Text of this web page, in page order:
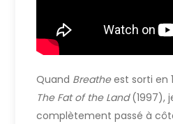
Quand Breatheest sorti en
The Fat of the Land(1997),
complètement passé à